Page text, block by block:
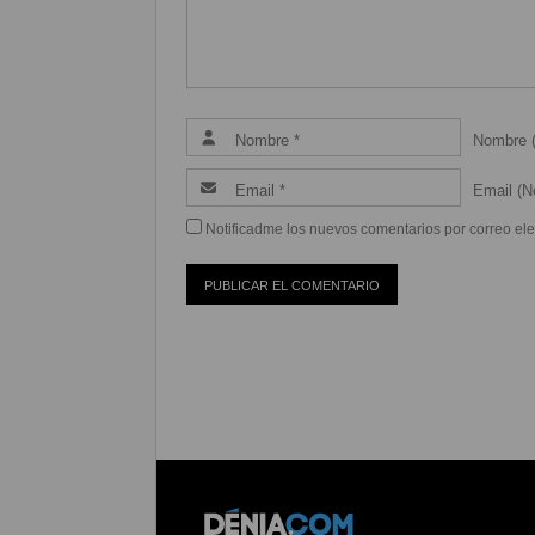
Nombre
Email
Notificadme los nuevos comentarios por correo